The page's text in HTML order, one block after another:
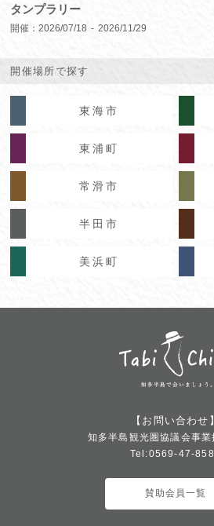
タンプラリー
開催：2026/07/18 2026/11/29
開催場所で探す
東海市
東浦町
常滑市
半田市
美浜町
【お問い合わせ】
知多半島観光圏協議会事業
Tel:0569-47-
賛助会員一覧